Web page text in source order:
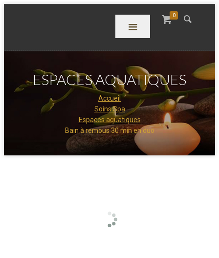
0
ESPACES AQUATIQUES
Accueil
Soins Spa
Espaces aquatiques
Bain à remous 30 min en duo